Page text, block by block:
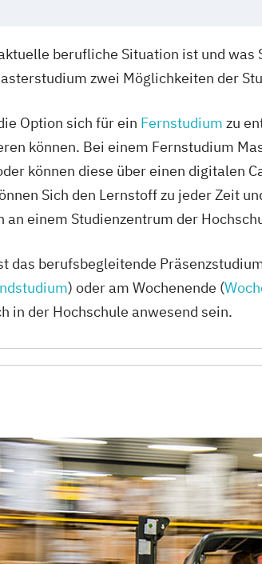
berufliche Situation ist und was
zwei Möglichkeiten der
Option sich für ein Fernstudium zu
können. Bei einem Fernstudium
können diese über einen digitalen
Sich den Lernstoff zu jeder Zeit
an einem Studienzentrum der
das berufsbegleitende
) oder am Wochenende (
in der Hochschule anwesend sein.